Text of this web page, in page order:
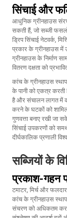
सिंचाई और
आधुनिक ग्रीनहाउस
सकती हैं, जो सब्जी
ड्रिप सिंचाई नेटवर्क,
प्रकार के ग्रीनहाउस में
ग्रीनहाउस के निर्माण
वितरण दक्षता को
कांच के ग्रीनहाउस
के पानी को एकत्र करती
है और संचालन लागत में
करने के घटकों को
गुणवत्ता बनाए रखी जा
सिंचाई उपकरणों को
दीर्घकालिक प्रणाली
सब्जियों के
प्रकाश-गहन
टमाटर, मिर्च और
कांच के ग्रीनहाउस
संचरण को अधिकतम